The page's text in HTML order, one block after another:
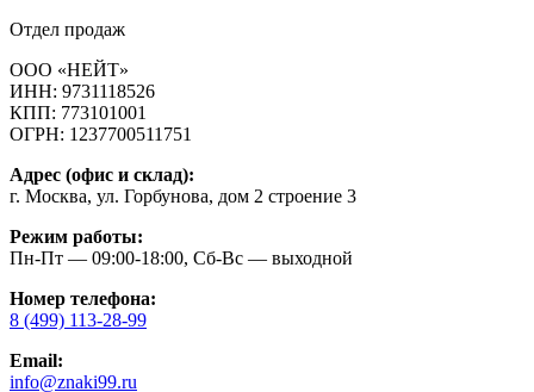
Отдел продаж
ООО «НЕЙТ»
ИНН: 9731118526
КПП: 773101001
ОГРН: 1237700511751
Адрес (офис и склад):
г. Москва, ул. Горбунова, дом 2 строение 3
Режим работы:
Пн-Пт — 09:00-18:00, Сб-Вс — выходной
Номер телефона:
8 (499) 113-28-99
Email:
info@znaki99.ru